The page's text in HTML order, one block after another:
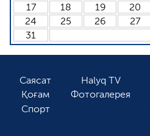
17
18 19 20
24
25 26 27
31
Саясат
Қоғам
Спорт
Halyq TV
Фотогалерея